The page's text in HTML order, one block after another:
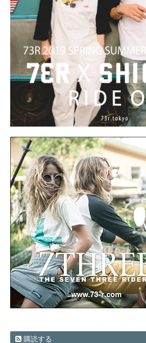
購読する